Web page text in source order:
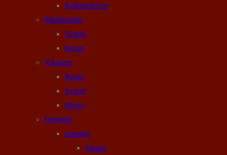
Køkkenknive
Middelalder
Sværd
Knive
Vikinger
Knive
Sværd
Økser
Orienten
samurai
katana